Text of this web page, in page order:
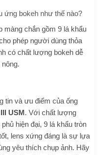
ứng bokeh như thế nào?
chắn gồm 9 lá khẩu
phép người dùng thỏa
có chất lượng bokeh dễ
tin và ưu điểm của ống
USM. Với chất lượng
hiện đại, 9 lá khẩu tròn
lens xứng đáng là sự lựa
yêu thích chụp ảnh. Hãy